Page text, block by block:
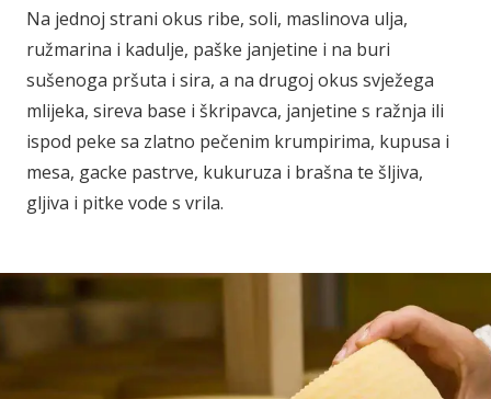
Na jednoj strani okus ribe, soli, maslinova ulja,
ružmarina i kadulje, paške janjetine i na buri
sušenoga pršuta i sira, a na drugoj okus svježega
mlijeka, sireva base i škripavca, janjetine s ražnja ili
ispod peke sa zlatno pečenim krumpirima, kupusa i
mesa, gacke pastrve, kukuruza i brašna te šljiva,
gljiva i pitke vode s vrila.